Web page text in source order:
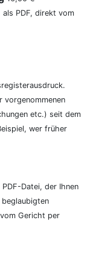
PDF, direkt vom
vorgenommenen
etc.) seit dem
wer früher
Datei, der Ihnen
Gericht per